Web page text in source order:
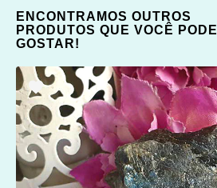
ENCONTRAMOS OUTROS
PRODUTOS QUE VOCÊ PODE
GOSTAR!
ADICIONAR
OS
FAVORITOS